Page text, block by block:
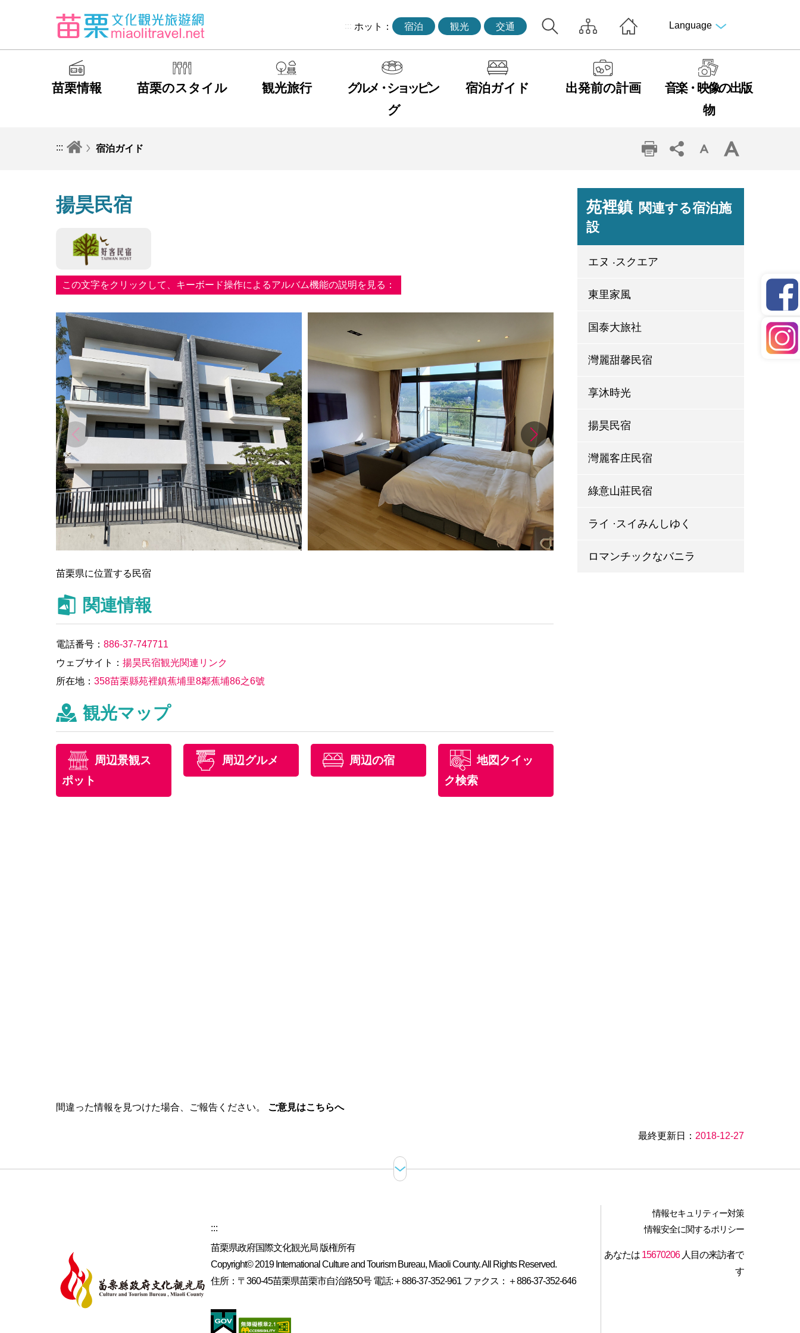
::: ホット： 宿泊 観光 交通 Language
苗栗情報 苗栗のスタイル 観光旅行
グルメ・ショッピン
グ
宿泊ガイド 出発前の計画
音楽・映像の出版
物
::: 宿泊ガイド
揚昊民宿
この文字をクリックして、キーボード操作によるアルバム機能の説明を見る：
苗栗県に位置する民宿
関連情報
電話番号：886-37-747711
ウェブサイト：揚昊民宿観光関連リンク
所在地：358苗栗縣苑裡鎮蕉埔里8鄰蕉埔86之6號
観光マップ
周辺景観ス
ポット
周辺グルメ 周辺の宿
地図クイッ
ク検索
苑裡鎮 関連する宿泊施
設
エヌ ‧スクエア
東里家風
国泰大旅社
灣麗甜馨民宿
享沐時光
揚昊民宿
灣麗客庄民宿
綠意山莊民宿
ライ ·スイみんしゆく
ロマンチックなバニラ
間違った情報を見つけた場合、ご報告ください。 ご意見はこちらへ
最終更新日： 2018-12-27
:::
苗栗県政府国際文化観光局 版権所有
Copyright© 2019 International Culture and Tourism Bureau, Miaoli County. All Rights Reserved.
住所：〒360-45苗栗県苗栗市自治路50号 電話:＋886-37-352-961 ファクス：＋886-37-352-646
情報セキュリティー対策
情報安全に関するポリシー
あなたは 15670206人目の来訪者で
す